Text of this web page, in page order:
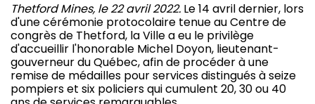
Thetford Mines, le 22 avril 2022. Le 14 avril dernier, lors
d'une cérémonie protocolaire tenue au Centre de
congrès de Thetford, la Ville a eu le privilège
d'accueillir l'honorable Michel Doyon, lieutenant-
gouverneur du Québec, afin de procéder à une
remise de médailles pour services distingués à seize
pompiers et six policiers qui cumulent 20, 30 ou 40